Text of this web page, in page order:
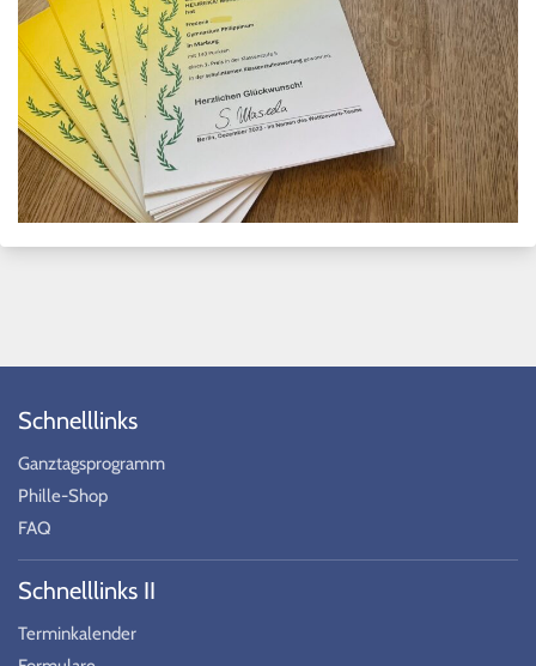
Schnelllinks
Ganztagsprogramm
Phille-Shop
FAQ
Schnelllinks II
Terminkalender